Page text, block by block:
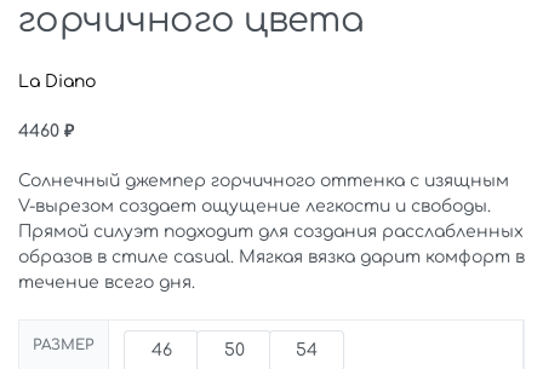
горчичного цвета
La Diano
4460 ₽
Солнечный джемпер горчичного оттенка с изящным
V-вырезом создает ощущение легкости и свободы.
Прямой силуэт подходит для создания расслабленных
образов в стиле casual. Мягкая вязка дарит комфорт в
течение всего дня.
РАЗМЕР 46 50 54